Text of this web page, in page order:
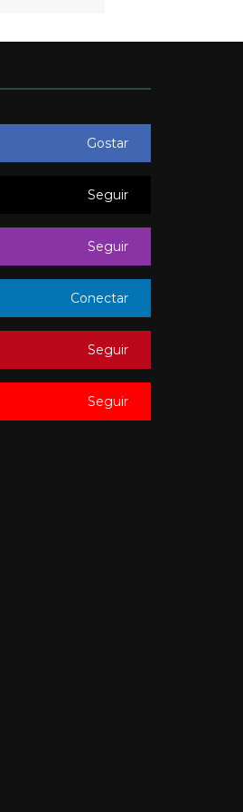
Gostar
Seguir
Seguir
Conectar
Seguir
Seguir